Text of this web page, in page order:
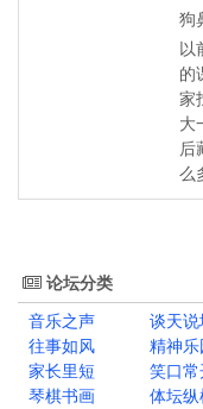
狗
以
的
家
大
后
么
论坛分类
音乐之声
谈天说
往事如风
精神乐
家长里短
笑口常
琴棋书画
体坛纵